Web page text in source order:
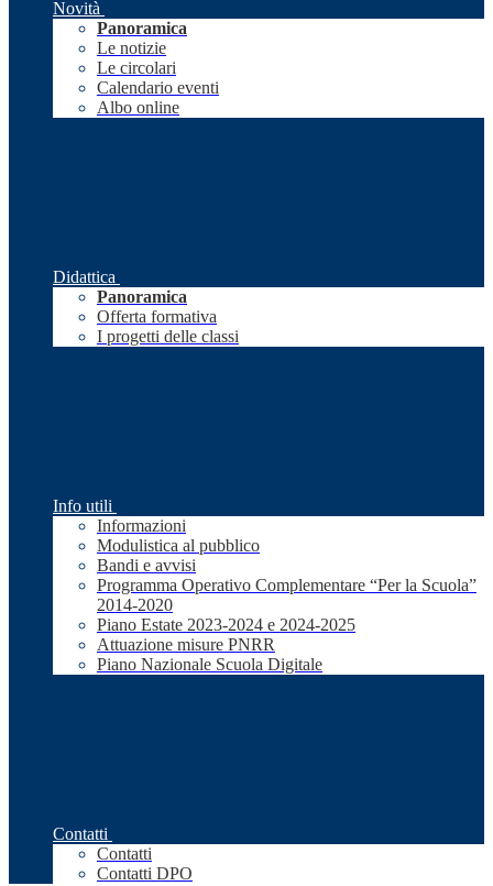
Novità
Panoramica
Le notizie
Le circolari
Calendario eventi
Albo online
Didattica
Panoramica
Offerta formativa
I progetti delle classi
Info utili
Informazioni
Modulistica al pubblico
Bandi e avvisi
Programma Operativo Complementare “Per la Scuola”
2014-2020
Piano Estate 2023-2024 e 2024-2025
Attuazione misure PNRR
Piano Nazionale Scuola Digitale
Contatti
Contatti
Contatti DPO